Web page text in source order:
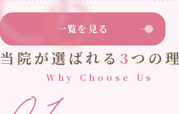
一覧を見る
当院が選ばれる3 つの
Why Choose Us